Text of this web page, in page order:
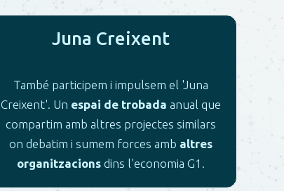
Juna Creixent
També participem i impulsem el 'Juna
Creixent'. Un espai de trobada anual que
compartim amb altres projectes similars
on debatim i sumem forces amb altres
organitzacions dins l'economia G1.